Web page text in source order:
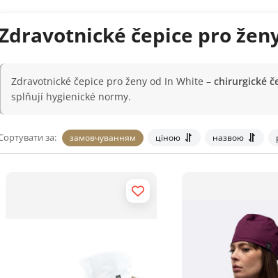
čepice pro
Zdravotnické čepice pro ženy od In White – chirurgické
splňují hygienické normy.
за: замовчуванням ціною назвою